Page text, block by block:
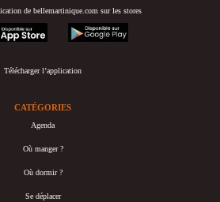
de bellemartinique.com sur les stores
googleplay
Télécharger l’application
CATÉGORIES
Agenda
Où manger ?
Où dormir ?
Se déplacer